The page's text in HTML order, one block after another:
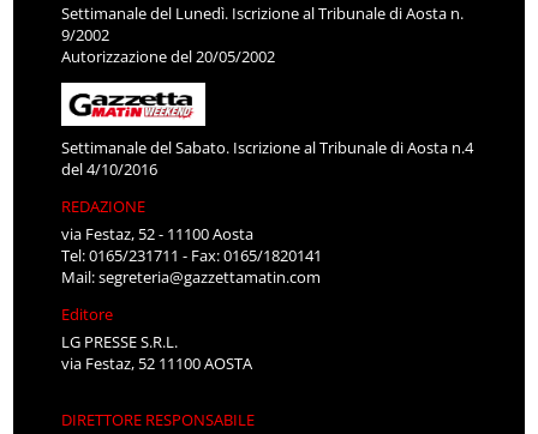
Settimanale del Lunedì. Iscrizione al Tribunale di Aosta n.
9/2002
Autorizzazione del 20/05/2002
Settimanale del Sabato. Iscrizione al Tribunale di Aosta n.4
del 4/10/2016
REDAZIONE
via Festaz, 52 - 11100 Aosta
Tel: 0165/231711 - Fax: 0165/1820141
Mail:segreteria@gazzettamatin.com
Editore
LG PRESSE S.R.L.
via Festaz, 52 11100 AOSTA
DIRETTORE RESPONSABILE